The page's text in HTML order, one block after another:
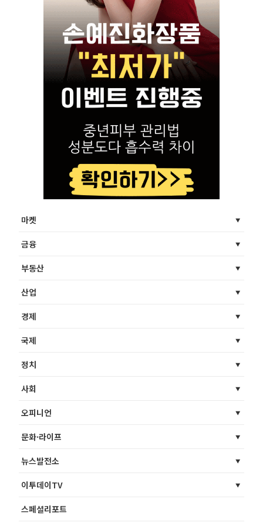
마켓
금융
부동산
산업
경제
국제
정치
사회
오피니언
문화·라이프
뉴스발전소
이투데이TV
스페셜리포트